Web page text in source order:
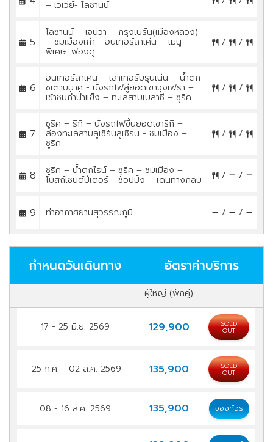
– เวเว่ย์- โลซานน์
5
โลซานน์ – เจนีวา – กรุงเบิร์น(เมืองหลวง)
– ชมเมืองเก่า - อินเทอร์ลาเค่น – เมนู
พิเศษ...ฟองดู
/ /
6
อินเทอร์ลาเคน – เลาเทอร์บรุนเน่น – น้ำตก
ชเตาบ์บาค - นั่งรถไฟสู่ยอดเขาจุงเฟรา –
เข้าชมถ้ำน้ำแข็ง – ทะเลสาบเบลาซี – ซูริค
/ /
7
ซูริค – ริกิ – นั่งรถไฟขึ้นยอดเขาริกิ –
ล่องทะเลสาบลูเซิร์นลูเซิร์น - ชมเมือง –
ซูริค
/ /
8 ซูริค – น้ำตกไรน์ – ซูริค – ชมเมือง –
โบสถ์เซนต์ปีเตอร์ - ช้อปปิ้ง – เดินทางกลับ / /
9 ท่าอากาศยานสุวรรณภูมิ / /
กำหนดวันเดินทาง อัตราค่าบริการ
ผู้ใหญ่ (พักคู่)
17 - 25 มิ.ย. 2569 129,900 SOLD
OUT
25 ก.ค. - 02 ส.ค. 2569 135,900 SOLD
OUT
08 - 16 ส.ค. 2569 135,900 จองทัวร์